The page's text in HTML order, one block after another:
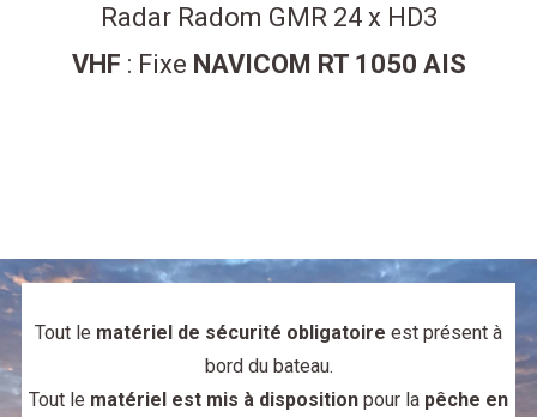
Radar Radom GMR 24 x HD3
VHF : Fixe NAVICOM RT 1050 AIS
Tout le matériel de sécurité obligatoire est présent à
bord du bateau.
Tout le matériel est mis à disposition pour la pêche en